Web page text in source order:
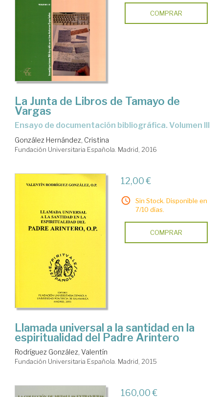
COMPRAR
La Junta de Libros de Tamayo de
Vargas
ensayo de documentación bibliográfica. Volumen III
González Hernández, Cristina
Fundación Universitaria Española. Madrid, 2016
12,00 €
Sin Stock. Disponible en
7/10 días.
COMPRAR
Llamada universal a la santidad en la
espiritualidad del Padre Arintero
Rodríguez González, Valentín
Fundación Universitaria Española. Madrid, 2015
160,00 €